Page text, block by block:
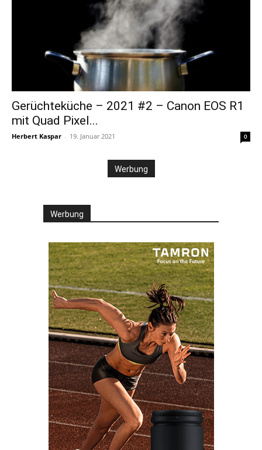
Gerüchteküche – 2021 #2 – Canon EOS R1
mit Quad Pixel...
Herbert Kaspar - 19. Januar 2021 0
Werbung
Werbung